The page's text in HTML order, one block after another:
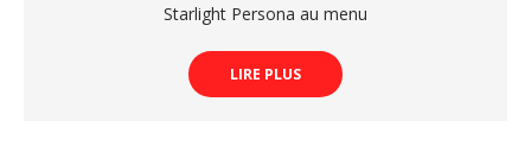
Starlight Persona au menu
LIRE PLUS